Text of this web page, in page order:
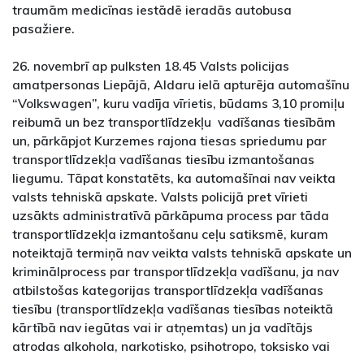
traumām medicīnas iestādē ieradās autobusa
pasažiere.
26. novembrī ap pulksten 18.45 Valsts policijas
amatpersonas Liepājā, Aldaru ielā apturēja automašīnu
“Volkswagen”, kuru vadīja vīrietis, būdams 3,10 promiļu
reibumā un bez transportlīdzekļu vadīšanas tiesībām
un, pārkāpjot Kurzemes rajona tiesas spriedumu par
transportlīdzekļa vadīšanas tiesību izmantošanas
liegumu. Tāpat konstatēts, ka automašīnai nav veikta
valsts tehniskā apskate. Valsts policijā pret vīrieti
uzsākts administratīvā pārkāpuma process par tāda
transportlīdzekļa izmantošanu ceļu satiksmē, kuram
noteiktajā termiņā nav veikta valsts tehniskā apskate un
kriminālprocess par transportlīdzekļa vadīšanu, ja nav
atbilstošas kategorijas transportlīdzekļa vadīšanas
tiesību (transportlīdzekļa vadīšanas tiesības noteiktā
kārtībā nav iegūtas vai ir atņemtas) un ja vadītājs
atrodas alkohola, narkotisko, psihotropo, toksisko vai